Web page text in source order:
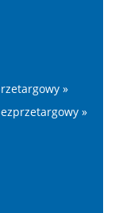
»
»